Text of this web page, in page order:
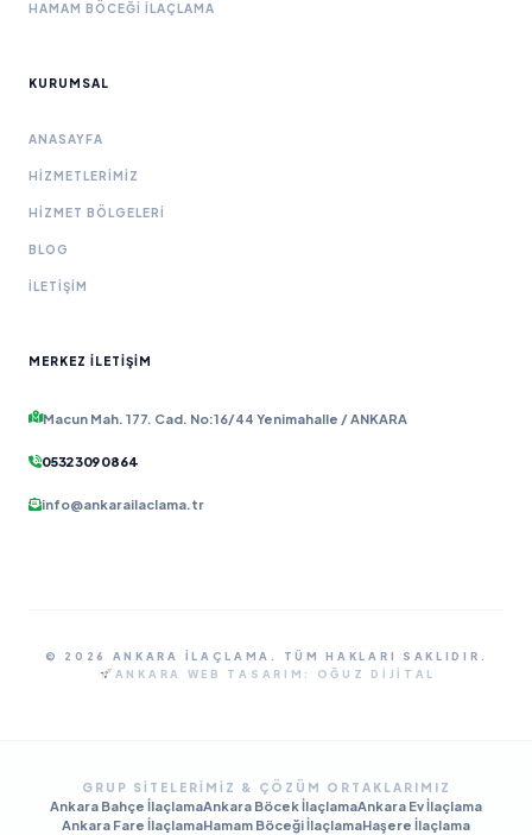
HAMAM BÖCEĞI İLAÇLAMA
KURUMSAL
ANASAYFA
HIZMETLERIMIZ
HIZMET BÖLGELERI
BLOG
İLETIŞIM
MERKEZ İLETIŞIM
Macun Mah. 177. Cad. No:16/44 Yenimahalle / ANKARA
0532 309 08 64
info@ankarailaclama.tr
© 2026 ANKARA İLAÇLAMA. TÜM HAKLARI SAKLIDIR.
ANKARA WEB TASARIM:
OĞUZ DIJITAL
GRUP SITELERIMIZ & ÇÖZÜM ORTAKLARIMIZ
Ankara Bahçe İlaçlamaAnkara Böcek İlaçlamaAnkara Ev İlaçlama
Ankara Fare İlaçlamaHamam Böceği İlaçlamaHaşere İlaçlama